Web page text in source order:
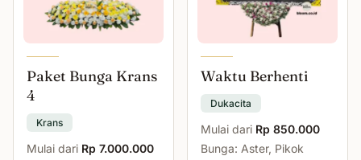
Paket Bunga Krans
4
Krans
Mulai dari Rp 7.000.000
Waktu Berhenti
Dukacita
Mulai dari Rp 850.000
Bunga: Aster, Pikok